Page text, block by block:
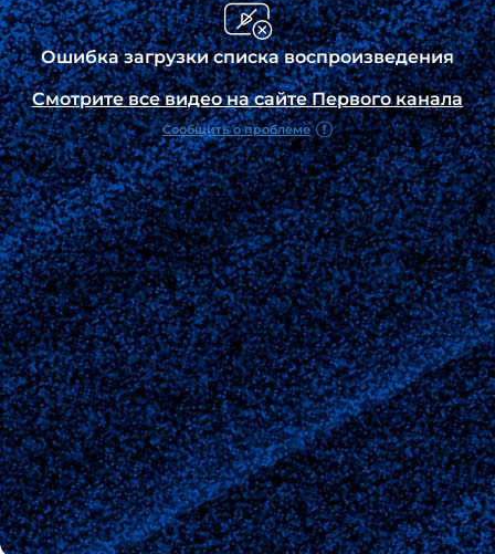
Ошибка загрузки списка воспроизведения
Смотрите все видео на сайте Первого канала
Сообщить о проблеме